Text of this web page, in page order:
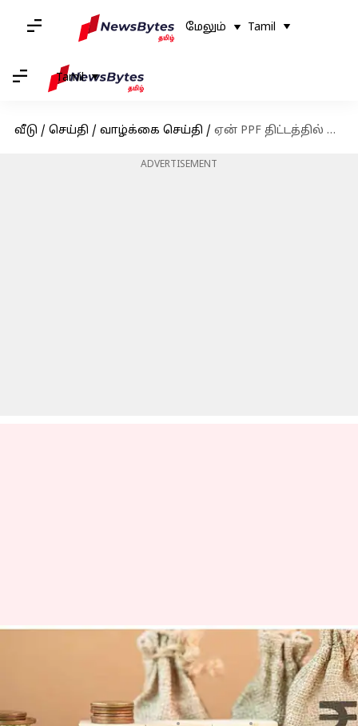
மேலும் Tamil
Tamil
வீடு / செய்தி / வாழ்க்கை செய்தி / ஏன் PPF திட்டத்தில் முதலீடு செய்யக்கூடாது? 5 காரணங்கள்!
ADVERTISEMENT
ஏன் PPF திட்டத்தில்
முதலீடு செய்யக்கூடாது? 5
காரணங்கள்!
எழுதியவர் May 14, 2023 11:03 am